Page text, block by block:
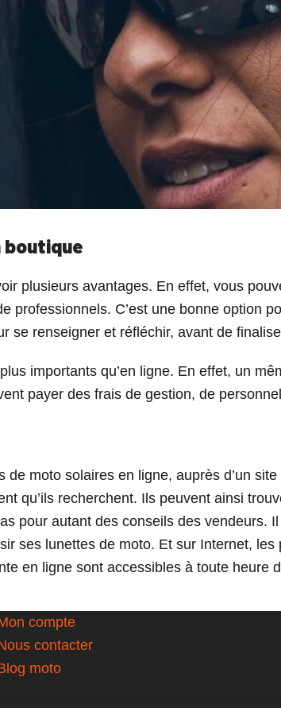
plusieurs avantages. En effet, vous
C’est une bonne option
se renseigner et réfléchir, avant de
importants qu’en ligne. En effet, un
payer des frais de gestion, de
de moto solaires en ligne, auprès d’un
qu’ils recherchent. Ils peuvent ainsi
pour autant des conseils des vendeurs.
ses lunettes de moto. Et sur Internet,
en ligne sont accessibles à toute heure
compte
contacter
moto